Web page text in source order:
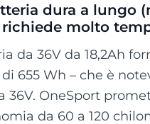
dura a lungo
molto
da 36V da 18,2Ah
655 Wh – che è
36V. OneSport
da 60 a 120